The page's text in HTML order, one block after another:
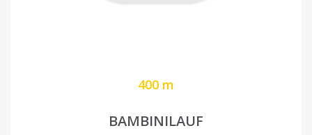
400 m
BAMBINILAUF